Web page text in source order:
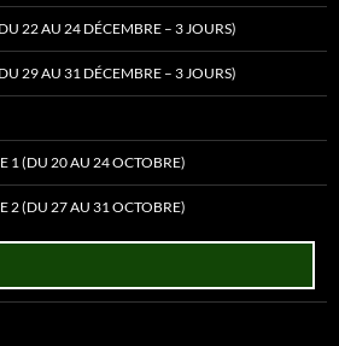
22 AU 24 DÉCEMBRE – 3 JOURS)
29 AU 31 DÉCEMBRE – 3 JOURS)
1 (DU 20 AU 24 OCTOBRE)
2 (DU 27 AU 31 OCTOBRE)